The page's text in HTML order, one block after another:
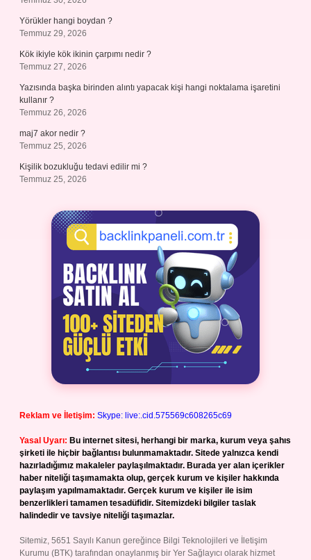
Yörükler hangi boydan ?
Temmuz 29, 2026
Kök ikiyle kök ikinin çarpımı nedir ?
Temmuz 27, 2026
Yazısında başka birinden alıntı yapacak kişi hangi noktalama işaretini
kullanır ?
Temmuz 26, 2026
maj7 akor nedir ?
Temmuz 25, 2026
Kişilik bozukluğu tedavi edilir mi ?
Temmuz 25, 2026
Reklam ve İletişim: Skype: live:.cid.575569c608265c69
Yasal Uyarı: Bu internet sitesi, herhangi bir marka, kurum veya şahıs
şirketi ile hiçbir bağlantısı bulunmamaktadır. Sitede yalnızca kendi
hazırladığımız makaleler paylaşılmaktadır. Burada yer alan içerikler
haber niteliği taşımamakta olup, gerçek kurum ve kişiler hakkında
paylaşım yapılmamaktadır. Gerçek kurum ve kişiler ile isim
benzerlikleri tamamen tesadüfidir. Sitemizdeki bilgiler taslak
halindedir ve tavsiye niteliği taşımazlar.
Sitemiz, 5651 Sayılı Kanun gereğince Bilgi Teknolojileri ve İletişim
Kurumu (BTK) tarafından onaylanmış bir Yer Sağlayıcı olarak hizmet